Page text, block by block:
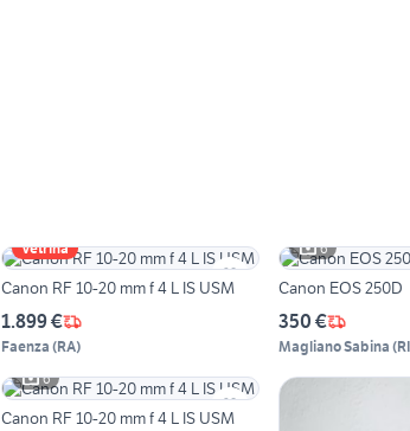
Vetrina
Canon RF 10-20 mm f 4 L IS USM
1.899 €
Faenza (RA)
6
Canon EOS 250D
350 €
Magliano Sabina (RI
6
Canon RF 10-20 mm f 4 L IS USM